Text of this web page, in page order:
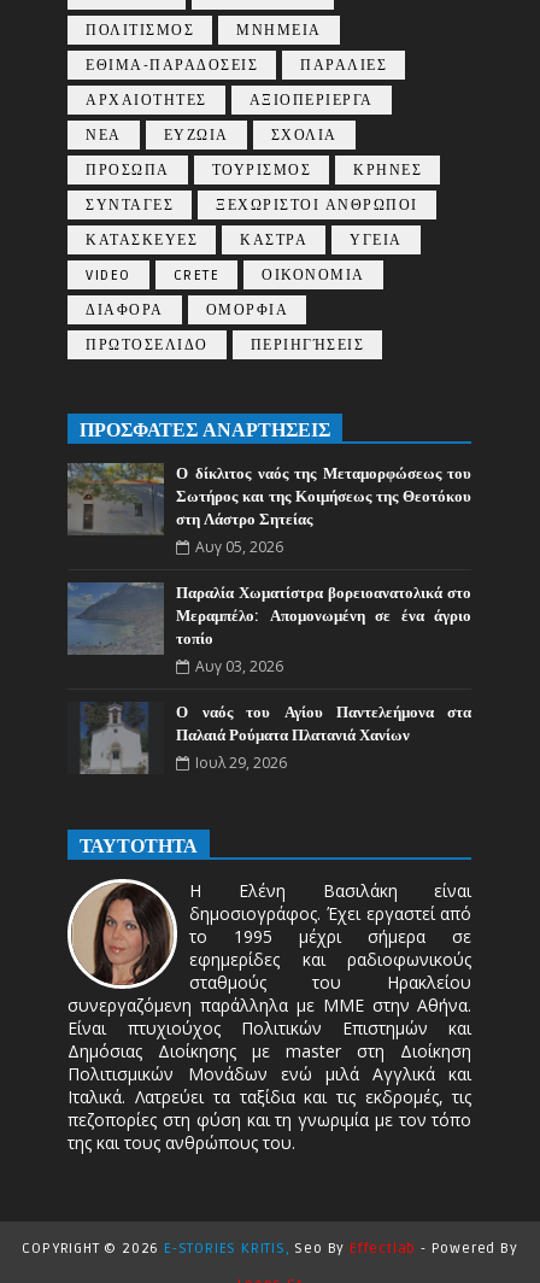
ΠΟΛΙΤΙΣΜΟΣ
ΜΝΗΜΕΙΑ
ΕΘΙΜΑ-ΠΑΡΑΔΟΣΕΙΣ
ΠΑΡΑΛΙΕΣ
ΑΡΧΑΙΟΤΗΤΕΣ
ΑΞΙΟΠΕΡΙΕΡΓΑ
ΝΕΑ
ΕΥΖΩΙΑ
ΣΧΟΛΙΑ
ΠΡΟΣΩΠΑ
ΤΟΥΡΙΣΜΟΣ
ΚΡΗΝΕΣ
ΣΥΝΤΑΓΕΣ
ΞΕΧΩΡΙΣΤΟΙ ΑΝΘΡΩΠΟΙ
ΚΑΤΑΣΚΕΥΕΣ
ΚΑΣΤΡΑ
ΥΓΕΙΑ
VIDEO
CRETE
ΟΙΚΟΝΟΜΙΑ
ΔΙΑΦΟΡΑ
ΟΜΟΡΦΙΑ
ΠΡΩΤΟΣΕΛΙΔΟ
ΠΕΡΙΗΓΉΣΕΙΣ
ΠΡΟΣΦΑΤΕΣ ΑΝΑΡΤΗΣΕΙΣ
Ο δίκλιτος ναός της Μεταμορφώσεως του
Σωτήρος και της Κοιμήσεως της Θεοτόκου
στη Λάστρο Σητείας
Αυγ 05, 2026
Παραλία Χωματίστρα βορειοανατολικά στο
Μεραμπέλο: Απομονωμένη σε ένα άγριο
τοπίο
Αυγ 03, 2026
Ο ναός του Αγίου Παντελεήμονα στα
Παλαιά Ρούματα Πλατανιά Χανίων
Ιουλ 29, 2026
ΤΑΥΤΟΤΗΤΑ
Η Ελένη Βασιλάκη είναι
δημοσιογράφος. Έχει εργαστεί από
το 1995 μέχρι σήμερα σε
εφημερίδες και ραδιοφωνικούς
σταθμούς του Ηρακλείου
συνεργαζόμενη παράλληλα με ΜΜΕ στην Αθήνα.
Είναι πτυχιούχος Πολιτικών Επιστημών και
Δημόσιας Διοίκησης με master στη Διοίκηση
Πολιτισμικών Μονάδων ενώ μιλά Αγγλικά και
Ιταλικά. Λατρεύει τα ταξίδια και τις εκδρομές, τις
πεζοπορίες στη φύση και τη γνωριμία με τον τόπο
της και τους ανθρώπους του.
COPYRIGHT © 2026 E-STORIES KRITIS, Seo By Effectlab - Powered By